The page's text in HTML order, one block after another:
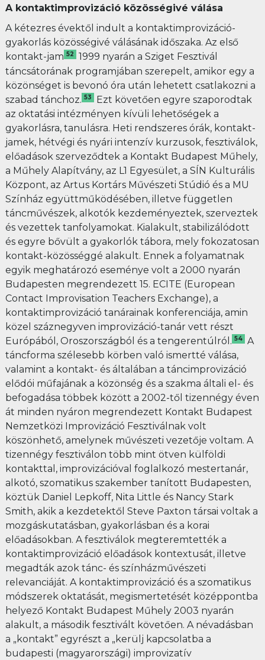
A kontaktimprovizáció közösségivé válása
A kétezres évektől indult a kontaktimprovizáció-
gyakorlás közösségivé válásának időszaka. Az első
kontakt-jam 52
1999 nyarán a Sziget Fesztivál
táncsátorának programjában szerepelt, amikor egy a
közönséget is bevonó óra után lehetett csatlakozni a
szabad tánchoz. 53
Ezt követően egyre szaporodtak
az oktatási intézményen kívüli lehetőségek a
gyakorlásra, tanulásra. Heti rendszeres órák, kontakt-
jamek, hétvégi és nyári intenzív kurzusok, fesztiválok,
előadások szerveződtek a Kontakt Budapest Műhely,
a Műhely Alapítvány, az L1 Egyesület, a SÍN Kulturális
Központ, az Artus Kortárs Művészeti Stúdió és a MU
Színház együttműködésében, illetve független
táncművészek, alkotók kezdeményeztek, szerveztek
és vezettek tanfolyamokat. Kialakult, stabilizálódott
és egyre bővült a gyakorlók tábora, mely fokozatosan
kontakt-közösséggé alakult. Ennek a folyamatnak
egyik meghatározó eseménye volt a 2000 nyarán
Budapesten megrendezett 15. ECITE (European
Contact Improvisation Teachers Exchange), a
kontaktimprovizáció tanárainak konferenciája, amin
közel száznegyven improvizáció-tanár vett részt
Európából, Oroszországból és a tengerentúlról. 54
A
táncforma szélesebb körben való ismertté válása,
valamint a kontakt- és általában a táncimprovizáció
elődói műfajának a közönség és a szakma általi el- és
befogadása többek között a 2002-től tizennégy éven
át minden nyáron megrendezett Kontakt Budapest
Nemzetközi Improvizáció Fesztiválnak volt
köszönhető, amelynek művészeti vezetője voltam. A
tizennégy fesztiválon több mint ötven külföldi
kontakttal, improvizációval foglalkozó mestertanár,
alkotó, szomatikus szakember tanított Budapesten,
köztük Daniel Lepkoff, Nita Little és Nancy Stark
Smith, akik a kezdetektől Steve Paxton társai voltak a
mozgáskutatásban, gyakorlásban és a korai
előadásokban. A fesztiválok megteremtették a
kontaktimprovizáció előadások kontextusát, illetve
megadták azok tánc- és színházművészeti
relevanciáját. A kontaktimprovizáció és a szomatikus
módszerek oktatását, megismertetését középpontba
helyező Kontakt Budapest Műhely 2003 nyarán
alakult, a második fesztivált követően. A névadásban
a „kontakt” egyrészt a „kerülj kapcsolatba a
budapesti (magyarországi) improvizatív